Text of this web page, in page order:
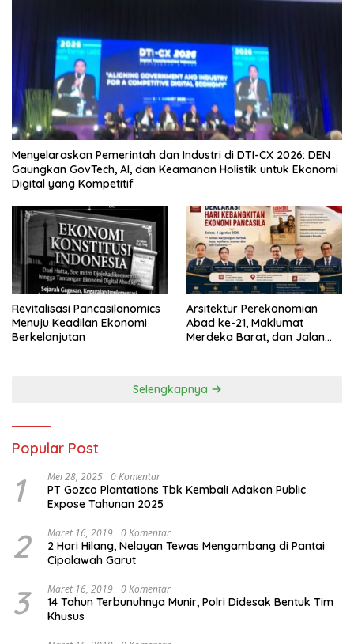
Menyelaraskan Pemerintah dan Industri di DTI-CX 2026: DEN
Gaungkan GovTech, AI, dan Keamanan Holistik untuk Ekonomi
Digital yang Kompetitif
Revitalisasi Pancasilanomics
Menuju Keadilan Ekonomi
Berkelanjutan
Arsitektur Perekonomian
Abad ke-21, Maklumat
Merdeka Barat, dan Jalan
Selengkapnya
Popular Post
1 Mei 28, 2025 0 Komentar
PT Gozco Plantations Tbk Kembali Adakan Public
Expose Tahunan 2025
2 Maret 16, 2019 0 Komentar
2 Hari Hilang, Nelayan Tewas Mengambang di Pantai
Cipalawah Garut
3 Maret 16, 2019 0 Komentar
14 Tahun Terbunuhnya Munir, Polri Didesak Bentuk Tim
Khusus